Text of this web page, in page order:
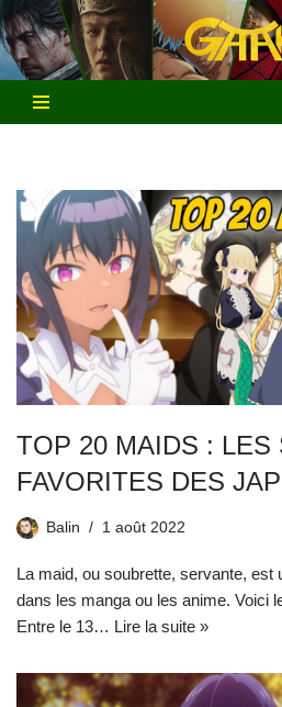
Aller
au
contenu
TOP 20 MAIDS : LES
FAVORITES DES
Balin 1 août 2022
La maid, ou soubrette, servante, est
dans les manga ou les anime. Voici
Entre le 13… Lire la suite »